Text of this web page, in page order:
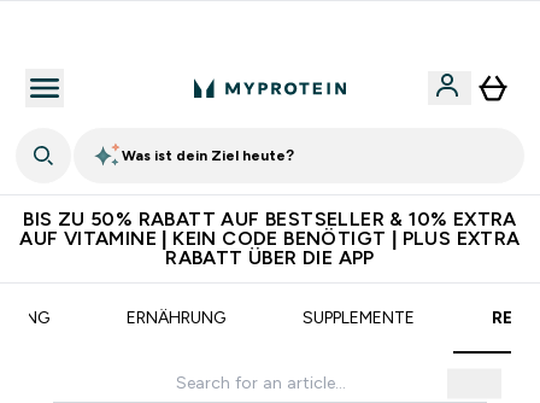
Was ist dein Ziel heute?
BIS ZU 50% RABATT AUF BESTSELLER & 10% EXTRA
AUF VITAMINE | KEIN CODE BENÖTIGT | PLUS EXTRA
RABATT ÜBER DIE APP
ERNÄHRUNG SUPPLEMENTE